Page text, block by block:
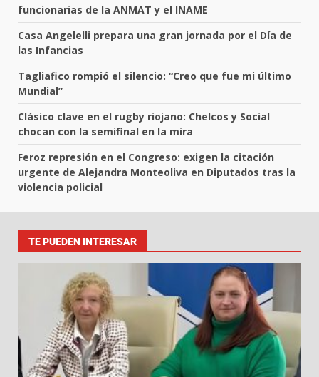
funcionarias de la ANMAT y el INAME
Casa Angelelli prepara una gran jornada por el Día de
las Infancias
Tagliafico rompió el silencio: “Creo que fue mi último
Mundial”
Clásico clave en el rugby riojano: Chelcos y Social
chocan con la semifinal en la mira
Feroz represión en el Congreso: exigen la citación
urgente de Alejandra Monteoliva en Diputados tras la
violencia policial
TE PUEDEN INTERESAR